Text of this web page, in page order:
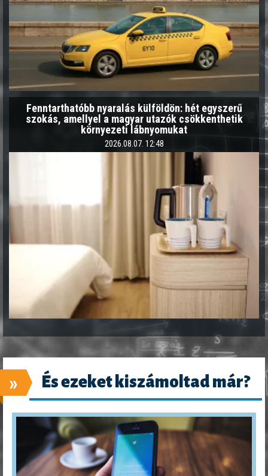
Fenntarthatóbb nyaralás külföldön: hét egyszerű
szokás, amellyel a magyar utazók csökkenthetik
környezeti lábnyomukat
2026.08.07. 12:48
» És ezeket kiszámoltad már?